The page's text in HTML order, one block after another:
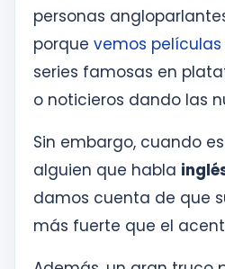
personas
porque vemos
series famosas en
o noticieros dando las
Sin embargo, cuando
alguien que habla
damos cuenta de que
más fuerte que el